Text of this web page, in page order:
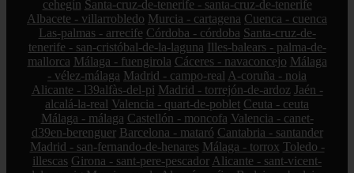
cehegín Santa-cruz-de-tenerife - santa-cruz-de-tenerife
Albacete - villarrobledo Murcia - cartagena Cuenca - cuenca
Las-palmas - arrecife Córdoba - córdoba Santa-cruz-de-
tenerife - san-cristóbal-de-la-laguna Illes-balears - palma-de-
mallorca Málaga - fuengirola Cáceres - navaconcejo Málaga
- vélez-málaga Madrid - campo-real A-coruña - noia
Alicante - l39alfàs-del-pi Madrid - torrejón-de-ardoz Jaén -
alcalá-la-real Valencia - quart-de-poblet Ceuta - ceuta
Málaga - málaga Castellón - moncofa Valencia - canet-
d39en-berenguer Barcelona - mataró Cantabria - santander
Madrid - san-fernando-de-henares Málaga - torrox Toledo -
illescas Girona - sant-pere-pescador Alicante - sant-vicent-